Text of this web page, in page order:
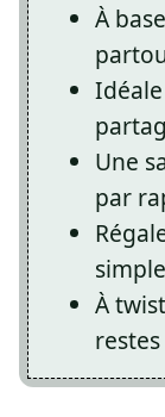
À
Une
par
À